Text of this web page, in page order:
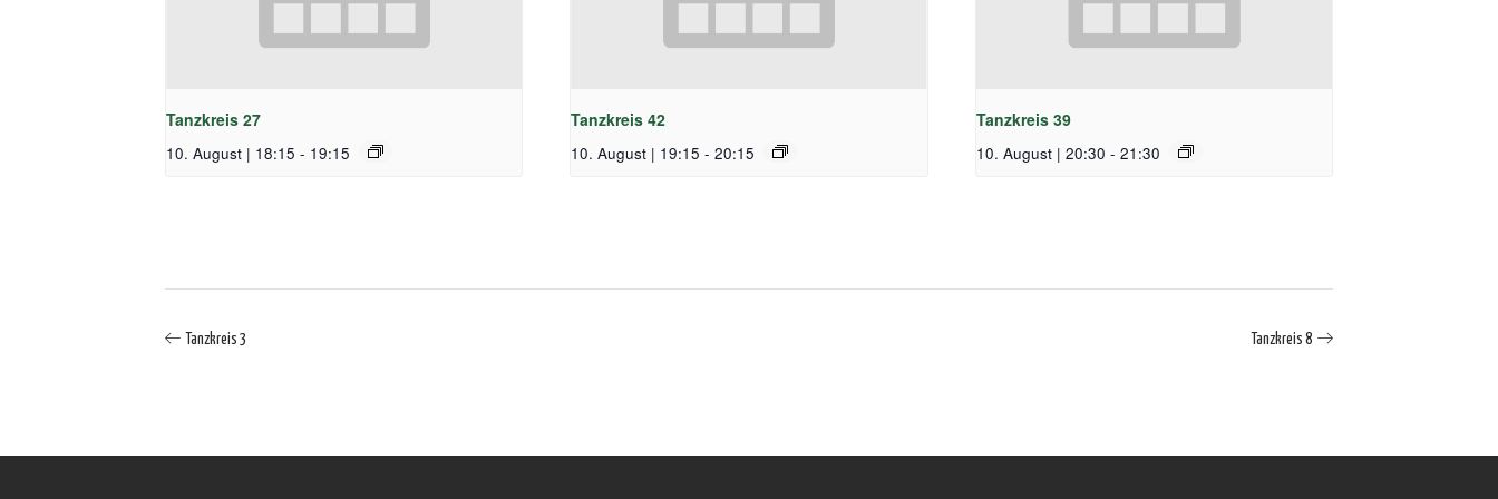
Tanzkreis 27
10. August | 18:15 - 19:15
Tanzkreis 42
10. August | 19:15 - 20:15
Tanzkreis 39
10. August | 20:30 - 21:30
Tanzkreis 3 Tanzkreis 8